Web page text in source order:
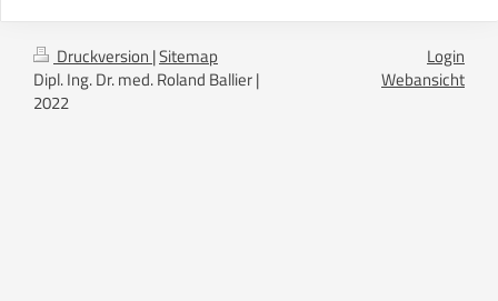
Druckversion |Sitemap
Dipl. Ing. Dr. med. Roland Ballier |
2022
Login
Webansicht